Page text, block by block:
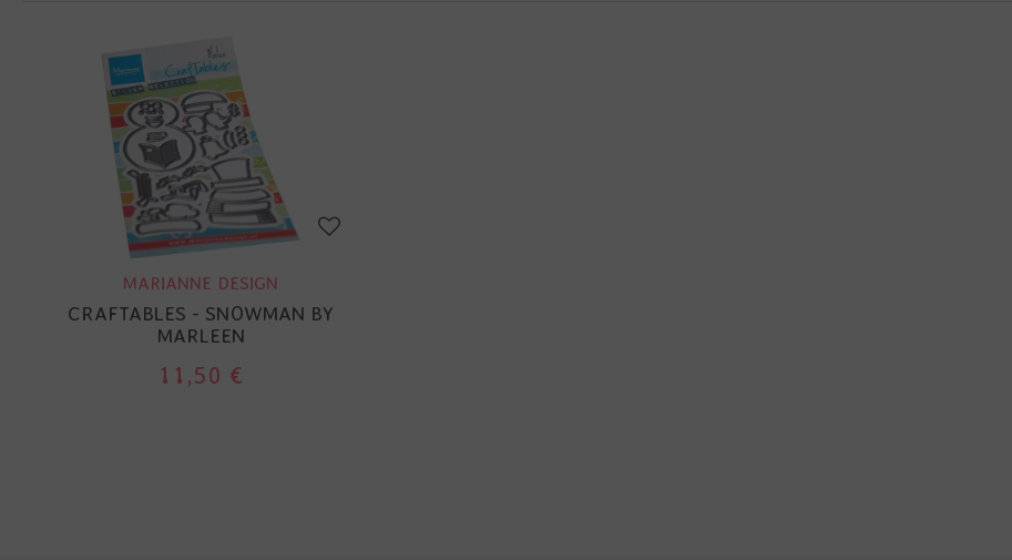
MARIANNE DESIGN
CRAFTABLES - SNOWMAN BY
MARLEEN
11,50 €